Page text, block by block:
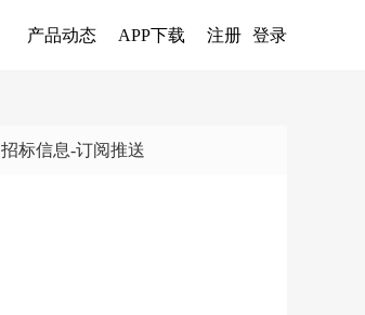
产品动态 APP下载 注册 登录
招标信息-订阅推送